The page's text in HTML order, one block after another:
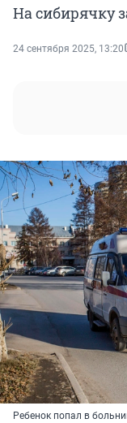
На сибирячку
24 сентября 2025, 13:20
Ребенок попал в